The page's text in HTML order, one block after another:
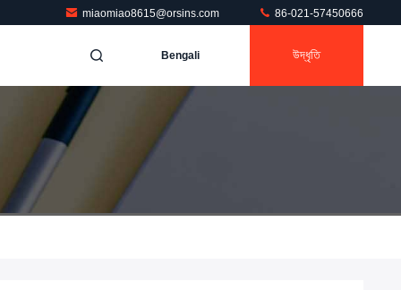
miaomiao8615@orsins.com 86-021-57450666
Bengali উদ্ধৃতি